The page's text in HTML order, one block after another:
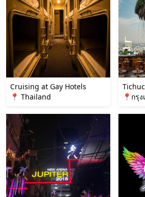
Cruising at Gay Hotels
📍 Thailand
📍กรุง